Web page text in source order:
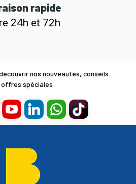
rapide
24h et 72h
nos nouveautés, conseils
spéciales